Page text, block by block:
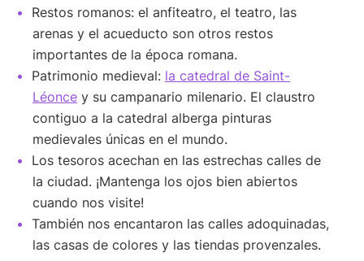
Restos romanos: el anfiteatro, el teatro, las
arenas y el acueducto son otros restos
importantes de la época romana.
Patrimonio medieval: la catedral de Saint-
Léonce y su campanario milenario. El claustro
contiguo a la catedral alberga pinturas
medievales únicas en el mundo.
Los tesoros acechan en las estrechas calles de
la ciudad. ¡Mantenga los ojos bien abiertos
cuando nos visite!
También nos encantaron las calles adoquinadas,
las casas de colores y las tiendas provenzales.